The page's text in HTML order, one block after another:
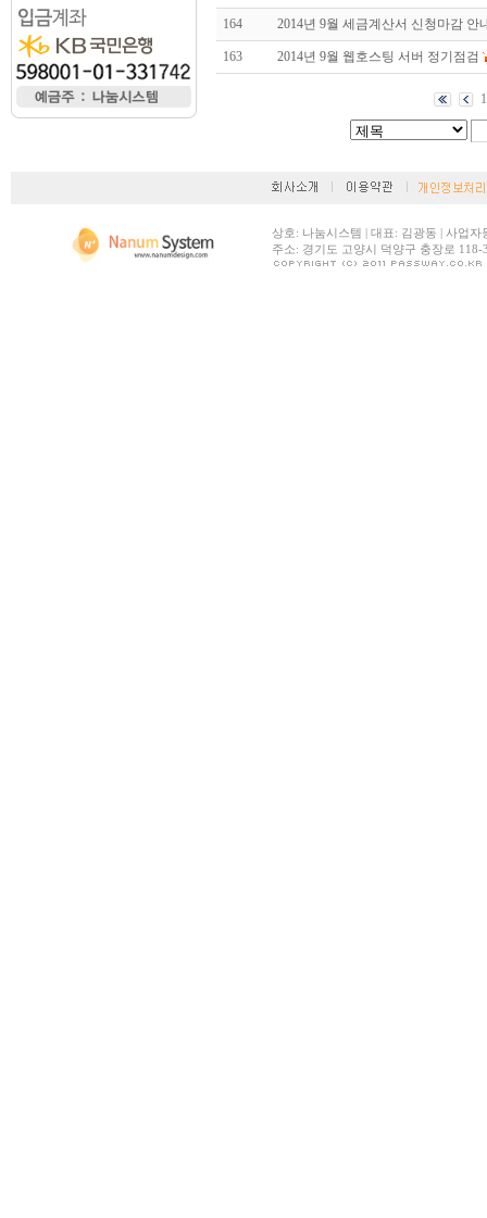
164 2014년 9월 세금계산서 신청마감 안
163 2014년 9월 웹호스팅 서버 정기점검
상호: 나눔시스템 | 대표: 김광동 | 사업
주소: 경기도 고양시 덕양구 충장로 118-